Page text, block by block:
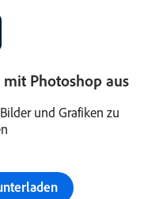
Photoshop aus
und Grafiken zu